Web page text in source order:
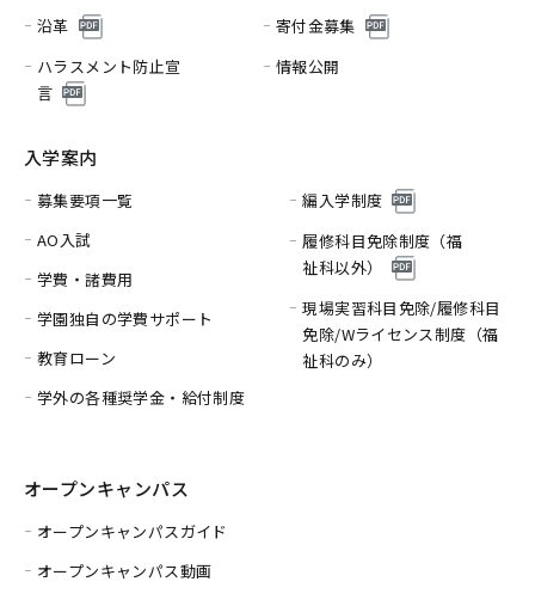
沿革
寄付金募集
ハラスメント防止宣
言
情報公開
入学案内
募集要項一覧
AO入試
学費・諸費用
学園独自の学費サポート
教育ローン
学外の各種奨学金・給付制度
編入学制度
履修科目免除制度（福
祉科以外）
現場実習科目免除/履修科目
免除/Wライセンス制度（福
祉科のみ）
オープンキャンパス
オープンキャンパスガイド
オープンキャンパス動画